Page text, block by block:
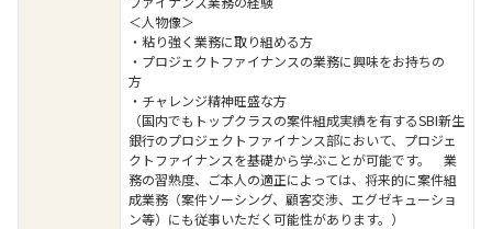
＜人物像＞
・粘り強く業務に取り組める方
・プロジェクトファイナンスの業務に興味をお持ちの
方
・チャレンジ精神旺盛な方
（国内でもトップクラスの案件組成実績を有するSBI新生
銀行のプロジェクトファイナンス部において、プロジェ
クトファイナンスを基礎から学ぶことが可能です。 業
務の習熟度、ご本人の適正によっては、将来的に案件組
成業務（案件ソーシング、顧客交渉、エグゼキューショ
ン等）にも従事いただく可能性があります。）